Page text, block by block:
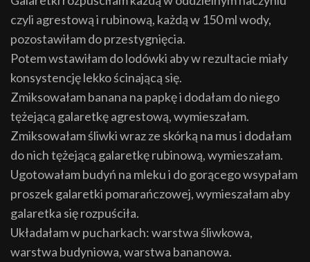
czyli agrestową i rubinową, każdą w 150 ml wody,
pozostawiłam do przestygnięcia.
Potem wstawiłam do lodówki aby w rezultacie miały
konsystencję lekko ścinającą się.
Zmiksowałam banana na papkę i dodałam do niego
tężejącą galaretkę agrestową, wymieszałam.
Zmiksowałam śliwki wraz ze skórką na mus i dodałam
do nich tężejącą galaretkę rubinową, wymieszałam.
Ugotowałam budyń na mleku i do gorącego wsypałam
proszek galaretki pomarańczowej, wymieszałam aby
galaretka się rozpuściła.
Układałam w pucharkach: warstwa śliwkowa,
warstwa budyniowa, warstwa bananowa.